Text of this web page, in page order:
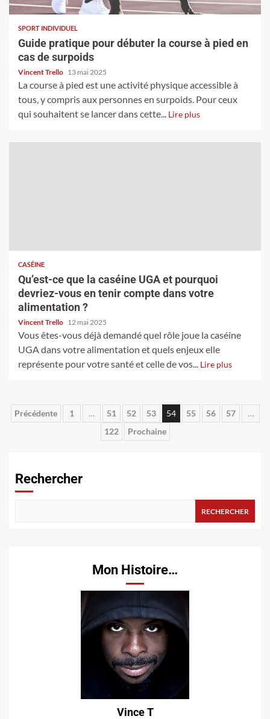
SPORT INDIVIDUEL
Guide pratique pour débuter la course à pied en
cas de surpoids
Vincent Trello 13 mai 2025
La course à pied est une activité physique accessible à
tous, y compris aux personnes en surpoids. Pour ceux
qui souhaitent se lancer dans cette... Lire plus
CASÉINE
Qu’est-ce que la caséine UGA et pourquoi
devriez-vous en tenir compte dans votre
alimentation ?
Vincent Trello 12 mai 2025
Vous êtes-vous déjà demandé quel rôle joue la caséine
UGA dans votre alimentation et quels enjeux elle
représente pour votre santé et celle de vos... Lire plus
Pagination
Précédente 1 … 51 52 53 54 55 56 57
…
122
Prochaine
Rechercher
RECHERCHER
Mon Histoire…
Vince T